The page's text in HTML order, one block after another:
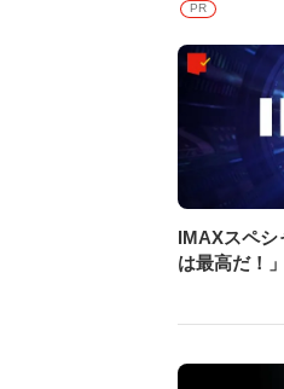
PR
IMAXスペシ
は最高だ！」